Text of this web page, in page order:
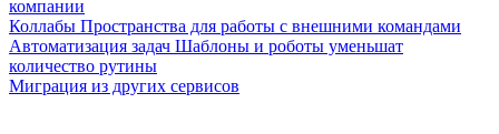
компании
Коллабы Пространства для работы с внешними командами
Автоматизация задач Шаблоны и роботы уменьшат
количество рутины
Миграция из других сервисов